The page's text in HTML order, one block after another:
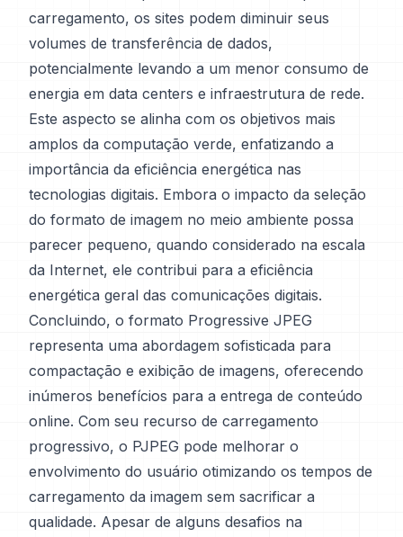
carregamento, os sites podem diminuir seus
volumes de transferência de dados,
potencialmente levando a um menor consumo de
energia em data centers e infraestrutura de rede.
Este aspecto se alinha com os objetivos mais
amplos da computação verde, enfatizando a
importância da eficiência energética nas
tecnologias digitais. Embora o impacto da seleção
do formato de imagem no meio ambiente possa
parecer pequeno, quando considerado na escala
da Internet, ele contribui para a eficiência
energética geral das comunicações digitais.
Concluindo, o formato Progressive JPEG
representa uma abordagem sofisticada para
compactação e exibição de imagens, oferecendo
inúmeros benefícios para a entrega de conteúdo
online. Com seu recurso de carregamento
progressivo, o PJPEG pode melhorar o
envolvimento do usuário otimizando os tempos de
carregamento da imagem sem sacrificar a
qualidade. Apesar de alguns desafios na